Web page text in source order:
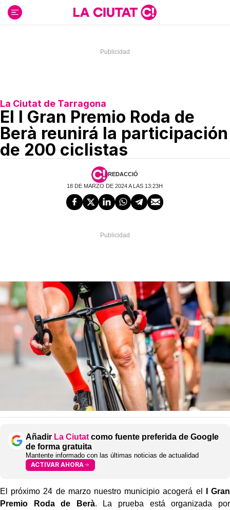
contenido
La Ciutat de Tarragona
El I Gran Premio Roda de
Berà reunirá la participación
de 200 ciclistas
REDACCIÓ
18 DE MARZO DE 2024 A LAS 13:23H
Añadir La Ciutat como fuente preferida de Google
de forma gratuita
Mantente informado con las últimas noticias de actualidad
ACTIVAR AHORA
El próximo 24 de marzo nuestro municipio acogerá el
I Gran
Premio Roda de Berà. La prueba está organizada por